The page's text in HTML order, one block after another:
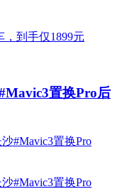
置换Pro后